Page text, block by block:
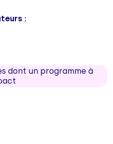
:
dont un programme à